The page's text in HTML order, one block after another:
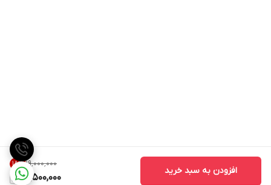
۱۹٬۰۰۰٬۰۰۰ 18%
15,500,000
افزودن به سبد خرید